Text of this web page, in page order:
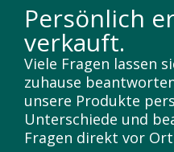
Persönlich
verkauft.
Viele Fragen lassen
zuhause
unsere Produkte
Unterschiede und
Fragen direkt vor